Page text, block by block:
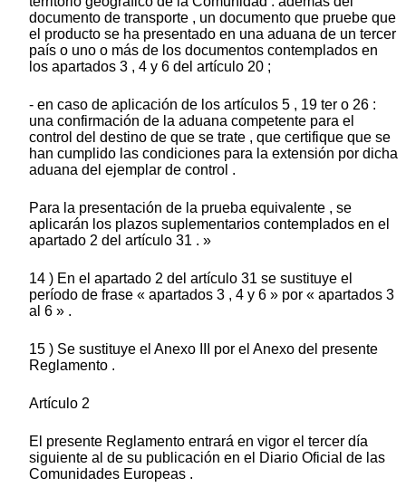
documento de transporte , un documento que pruebe que
el producto se ha presentado en una aduana de un tercer
país o uno o más de los documentos contemplados en
los apartados 3 , 4 y 6 del artículo 20 ;
- en caso de aplicación de los artículos 5 , 19 ter o 26 :
una confirmación de la aduana competente para el
control del destino de que se trate , que certifique que se
han cumplido las condiciones para la extensión por dicha
aduana del ejemplar de control .
Para la presentación de la prueba equivalente , se
aplicarán los plazos suplementarios contemplados en el
apartado 2 del artículo 31 . »
14 ) En el apartado 2 del artículo 31 se sustituye el
período de frase « apartados 3 , 4 y 6 » por « apartados 3
al 6 » .
15 ) Se sustituye el Anexo III por el Anexo del presente
Reglamento .
Artículo 2
El presente Reglamento entrará en vigor el tercer día
siguiente al de su publicación en el Diario Oficial de las
Comunidades Europeas .